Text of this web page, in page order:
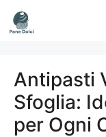
Vai
al
Antipasti
Sfoglia:
per Ogni